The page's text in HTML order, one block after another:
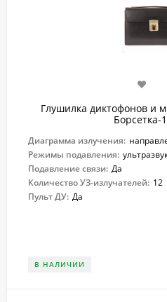
Глушилка диктофонов и
Борсетка-
Диаграмма излучения:
Режимы подавления:
Подавление связи: Да
Количество УЗ-излучателей: 12
Пульт ДУ: Да
В НАЛИЧИИ